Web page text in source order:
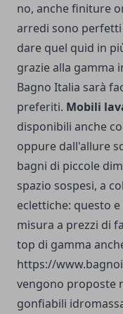
no, anche finiture
arredi sono
dare quel quid in
grazie alla gamma
Bagno Italia sarà
preferiti. Mobili
disponibili anche
oppure dall'allure
bagni di piccole
spazio sospesi, a
eclettiche: questo
misura a prezzi di
top di gamma
https://
vengono proposte
gonfiabili